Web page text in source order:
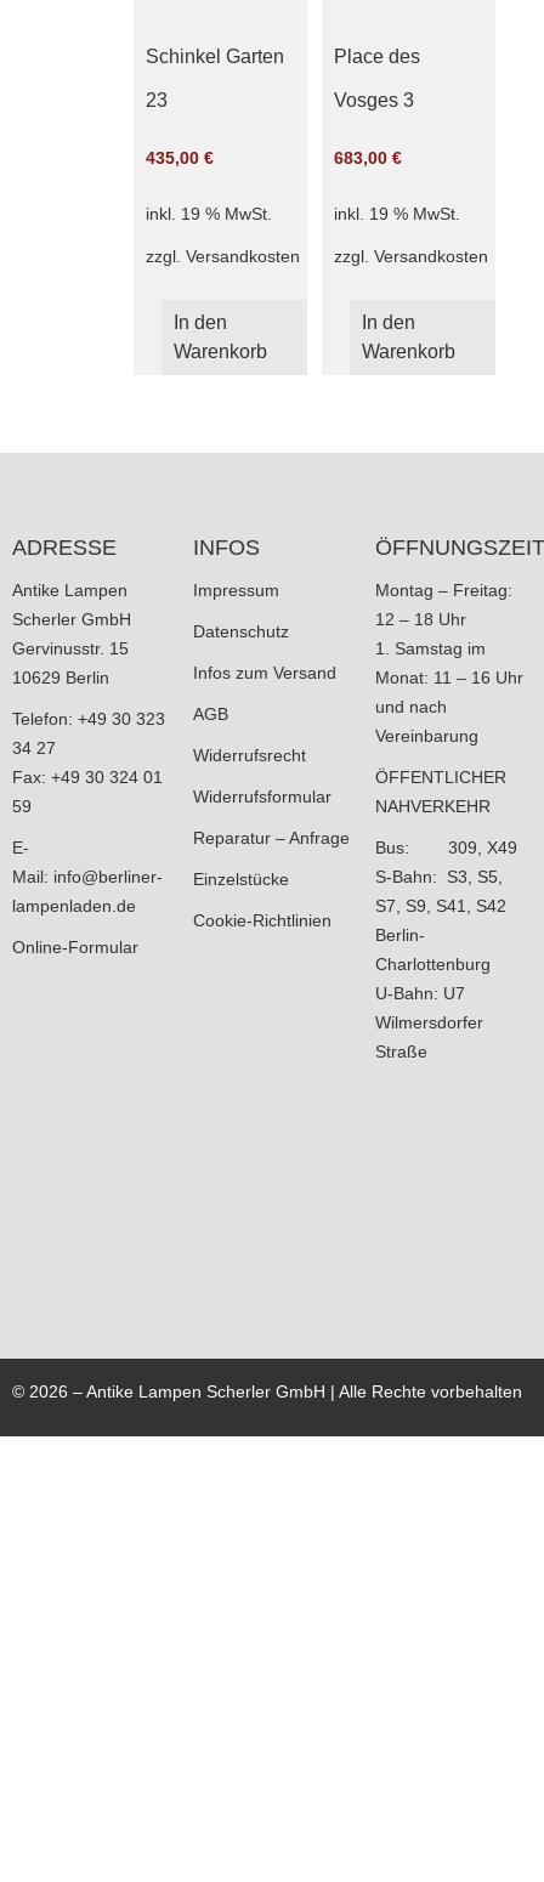
Schinkel Garten
23
435,00 €
inkl. 19 % MwSt.
zzgl. Versandkosten
In den
Warenkorb
Place des
Vosges 3
683,00 €
inkl. 19 % MwSt.
zzgl. Versandkosten
In den
Warenkorb
ADRESSE
Antike Lampen
Scherler GmbH
Gervinusstr. 15
10629 Berlin
Telefon: +49 30 323
34 27
Fax: +49 30 324 01
59
E-
Mail: info@berliner-
lampenladen.de
Online-Formular
INFOS
Impressum
Datenschutz
Infos zum Versand
AGB
Widerrufsrecht
Widerrufsformular
Reparatur – Anfrage
Einzelstücke
Cookie-Richtlinien
Montag – Freitag:
12 – 18 Uhr
1. Samstag im
Monat: 11 – 16 Uhr
und nach
Vereinbarung
ÖFFENTLICHER
NAHVERKEHR
Bus: 309, X49
S-Bahn: S3, S5,
S7, S9, S41, S42
Berlin-
Charlottenburg
U-Bahn: U7
Wilmersdorfer
Straße
© 2026 – Antike Lampen Scherler GmbH | Alle Rechte vorbehalten